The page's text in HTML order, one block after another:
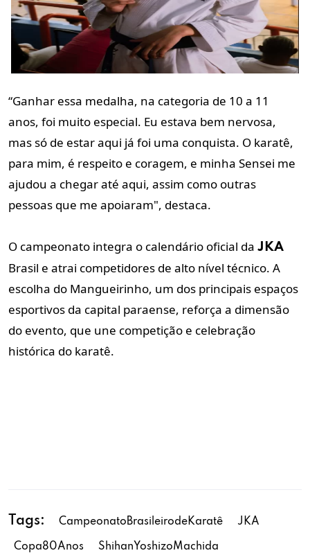
“Ganhar essa medalha, na categoria de 10 a 11
anos, foi muito especial. Eu estava bem nervosa,
mas só de estar aqui já foi uma conquista. O karatê,
para mim, é respeito e coragem, e minha Sensei me
ajudou a chegar até aqui, assim como outras
pessoas que me apoiaram", destaca.
O campeonato integra o calendário oficial da JKA
Brasil e atrai competidores de alto nível técnico. A
escolha do Mangueirinho, um dos principais espaços
esportivos da capital paraense, reforça a dimensão
do evento, que une competição e celebração
histórica do karatê.
Tags: CampeonatoBrasileirodeKaratê JKA
Copa80Anos ShihanYoshizoMachida